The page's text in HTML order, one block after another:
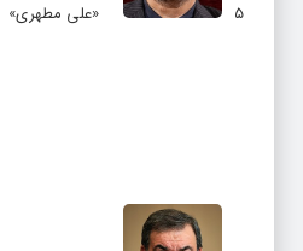
۵ «علی مطهری»